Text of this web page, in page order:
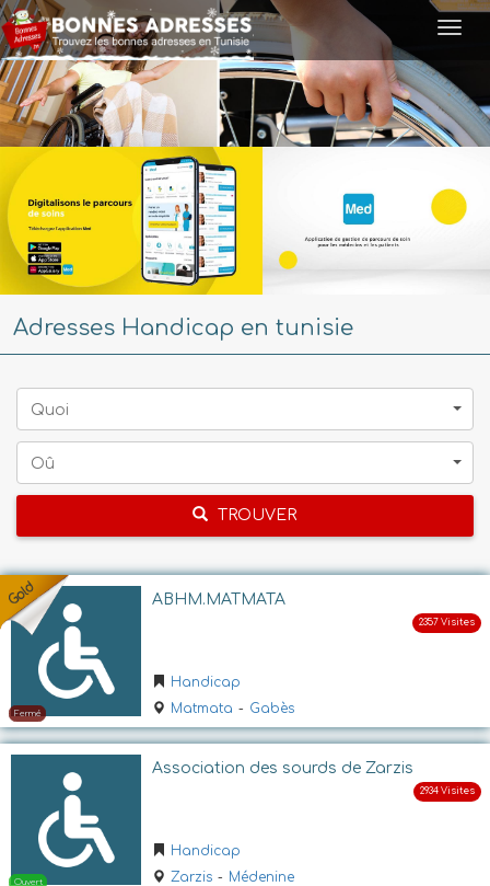
Adresses Handicap en tunisie
Quoi
Oû
TROUVER
ABHM.MATMATA
Handicap
Matmata - Gabès
Association des sourds de Zarzis
Handicap
Zarzis - Médenine